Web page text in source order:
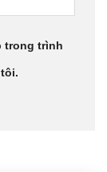
trong trình